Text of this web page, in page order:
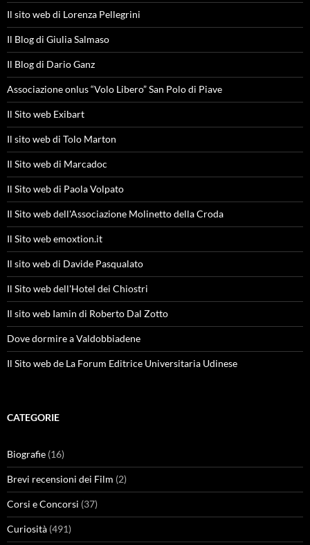
Il sito web di Lorenza Pellegrini
Il Blog di Giulia Salmaso
Il Blog di Dario Ganz
Associazione onlus “Volo Libero” San Polo di Piave
Il Sito web Exibart
Il sito web di Tolo Marton
Il Sito web di Marcadoc
Il Sito web di Paola Volpato
Il Sito web dell'Associazione Molinetto della Croda
Il Sito web emoxtion.it
Il sito web di Davide Pasqualato
Il Sito web dell'Hotel dei Chiostri
Il sito web Iamin di Roberto Dal Zotto
Dove dormire a Valdobbiadene
Il Sito web de La Forum Editrice Universitaria Udinese
CATEGORIE
Biografie (16)
Brevi recensioni dei Film (2)
Corsi e Concorsi (37)
Curiosità (491)